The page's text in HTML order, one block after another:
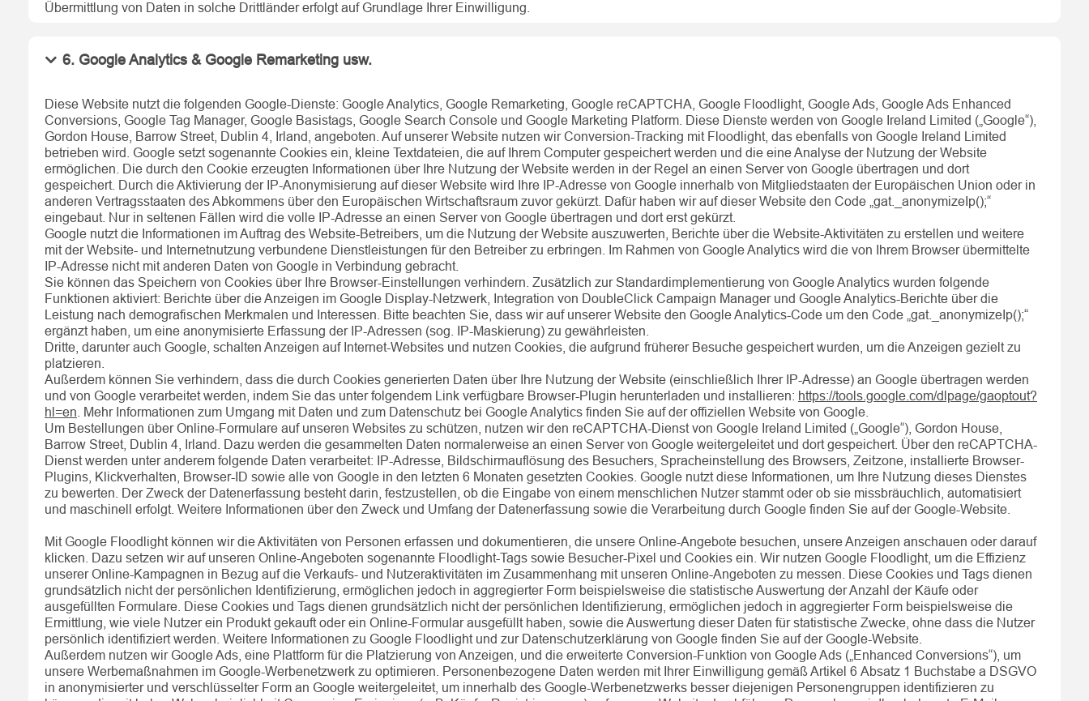
Übermittlung von Daten in solche Drittländer erfolgt auf Grundlage Ihrer Einwilligung.
6. Google Analytics & Google Remarketing usw.
Diese Website nutzt die folgenden Google-Dienste: Google Analytics, Google Remarketing, Google reCAPTCHA, Google Floodlight, Google Ads, Google Ads Enhanced
Conversions, Google Tag Manager, Google Basistags, Google Search Console und Google Marketing Platform. Diese Dienste werden von Google Ireland Limited („Google“),
Gordon House, Barrow Street, Dublin 4, Irland, angeboten. Auf unserer Website nutzen wir Conversion-Tracking mit Floodlight, das ebenfalls von Google Ireland Limited
betrieben wird. Google setzt sogenannte Cookies ein, kleine Textdateien, die auf Ihrem Computer gespeichert werden und die eine Analyse der Nutzung der Website
ermöglichen. Die durch den Cookie erzeugten Informationen über Ihre Nutzung der Website werden in der Regel an einen Server von Google übertragen und dort
gespeichert. Durch die Aktivierung der IP-Anonymisierung auf dieser Website wird Ihre IP-Adresse von Google innerhalb von Mitgliedstaaten der Europäischen Union oder in
anderen Vertragsstaaten des Abkommens über den Europäischen Wirtschaftsraum zuvor gekürzt. Dafür haben wir auf dieser Website den Code „gat._anonymizeIp();“
eingebaut. Nur in seltenen Fällen wird die volle IP-Adresse an einen Server von Google übertragen und dort erst gekürzt.
Google nutzt die Informationen im Auftrag des Website-Betreibers, um die Nutzung der Website auszuwerten, Berichte über die Website-Aktivitäten zu erstellen und weitere
mit der Website- und Internetnutzung verbundene Dienstleistungen für den Betreiber zu erbringen. Im Rahmen von Google Analytics wird die von Ihrem Browser übermittelte
IP-Adresse nicht mit anderen Daten von Google in Verbindung gebracht.
Sie können das Speichern von Cookies über Ihre Browser-Einstellungen verhindern. Zusätzlich zur Standardimplementierung von Google Analytics wurden folgende
Funktionen aktiviert: Berichte über die Anzeigen im Google Display-Netzwerk, Integration von DoubleClick Campaign Manager und Google Analytics-Berichte über die
Leistung nach demografischen Merkmalen und Interessen. Bitte beachten Sie, dass wir auf unserer Website den Google Analytics-Code um den Code „gat._anonymizeIp();“
ergänzt haben, um eine anonymisierte Erfassung der IP-Adressen (sog. IP-Maskierung) zu gewährleisten.
Dritte, darunter auch Google, schalten Anzeigen auf Internet-Websites und nutzen Cookies, die aufgrund früherer Besuche gespeichert wurden, um die Anzeigen gezielt zu
platzieren.
Außerdem können Sie verhindern, dass die durch Cookies generierten Daten über Ihre Nutzung der Website (einschließlich Ihrer IP-Adresse) an Google übertragen werden
und von Google verarbeitet werden, indem Sie das unter folgendem Link verfügbare Browser-Plugin herunterladen und installieren: https://tools.google.com/dlpage/gaoptout?
hl=en . Mehr Informationen zum Umgang mit Daten und zum Datenschutz bei Google Analytics finden Sie auf der offiziellen Website von Google.
Um Bestellungen über Online-Formulare auf unseren Websites zu schützen, nutzen wir den reCAPTCHA-Dienst von Google Ireland Limited („Google“), Gordon House,
Barrow Street, Dublin 4, Irland. Dazu werden die gesammelten Daten normalerweise an einen Server von Google weitergeleitet und dort gespeichert. Über den reCAPTCHA-
Dienst werden unter anderem folgende Daten verarbeitet: IP-Adresse, Bildschirmauflösung des Besuchers, Spracheinstellung des Browsers, Zeitzone, installierte Browser-
Plugins, Klickverhalten, Browser-ID sowie alle von Google in den letzten 6 Monaten gesetzten Cookies. Google nutzt diese Informationen, um Ihre Nutzung dieses Dienstes
zu bewerten. Der Zweck der Datenerfassung besteht darin, festzustellen, ob die Eingabe von einem menschlichen Nutzer stammt oder ob sie missbräuchlich, automatisiert
und maschinell erfolgt. Weitere Informationen über den Zweck und Umfang der Datenerfassung sowie die Verarbeitung durch Google finden Sie auf der Google-Website.
Mit Google Floodlight können wir die Aktivitäten von Personen erfassen und dokumentieren, die unsere Online-Angebote besuchen, unsere Anzeigen anschauen oder darauf
klicken. Dazu setzen wir auf unseren Online-Angeboten sogenannte Floodlight-Tags sowie Besucher-Pixel und Cookies ein. Wir nutzen Google Floodlight, um die Effizienz
unserer Online-Kampagnen in Bezug auf die Verkaufs- und Nutzeraktivitäten im Zusammenhang mit unseren Online-Angeboten zu messen. Diese Cookies und Tags dienen
grundsätzlich nicht der persönlichen Identifizierung, ermöglichen jedoch in aggregierter Form beispielsweise die statistische Auswertung der Anzahl der Käufe oder
ausgefüllten Formulare. Diese Cookies und Tags dienen grundsätzlich nicht der persönlichen Identifizierung, ermöglichen jedoch in aggregierter Form beispielsweise die
Ermittlung, wie viele Nutzer ein Produkt gekauft oder ein Online-Formular ausgefüllt haben, sowie die Auswertung dieser Daten für statistische Zwecke, ohne dass die Nutzer
persönlich identifiziert werden. Weitere Informationen zu Google Floodlight und zur Datenschutzerklärung von Google finden Sie auf der Google-Website.
Außerdem nutzen wir Google Ads, eine Plattform für die Platzierung von Anzeigen, und die erweiterte Conversion-Funktion von Google Ads („Enhanced Conversions“), um
unsere Werbemaßnahmen im Google-Werbenetzwerk zu optimieren. Personenbezogene Daten werden mit Ihrer Einwilligung gemäß Artikel 6 Absatz 1 Buchstabe a DSGVO
in anonymisierter und verschlüsselter Form an Google weitergeleitet, um innerhalb des Google-Werbenetzwerks besser diejenigen Personengruppen identifizieren zu